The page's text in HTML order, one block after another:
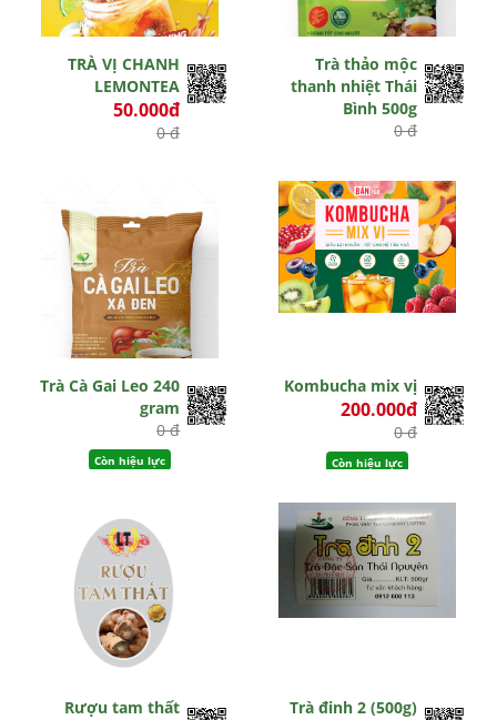
TRÀ VỊ CHANH
LEMONTEA
50.000đ
0 đ
Trà thảo mộc
thanh nhiệt Thái
Bình 500g
0 đ
Trà Cà Gai Leo 240
gram
0 đ
Còn hiệu lực
Kombucha mix vị
200.000đ
0 đ
Còn hiệu lực
Rượu tam thất
Trà đinh 2 (500g)